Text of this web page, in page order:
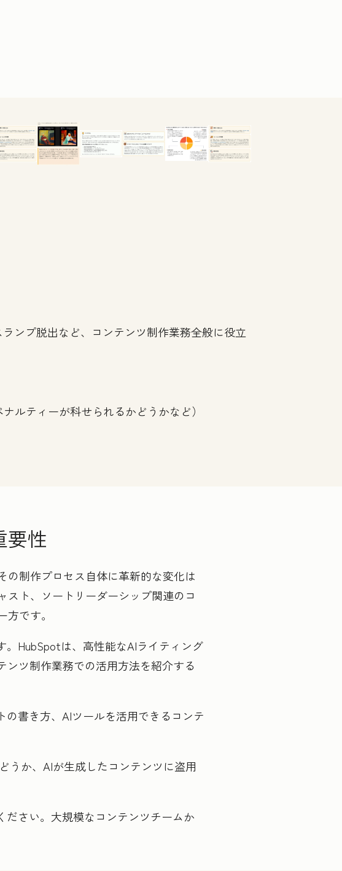
ンプ脱出など、コンテンツ制作業務全般に役立
ルティーが科せられるかどうかなど）
要性
の制作プロセス自体に革新的な変化は
ト、ソートリーダーシップ関連のコ
です。
HubSpotは、高性能なAIライティング
ンツ制作業務での活用方法を紹介する
書き方、AIツールを活用できるコンテ
うか、AIが生成したコンテンツに盗用
さい。大規模なコンテンツチームか